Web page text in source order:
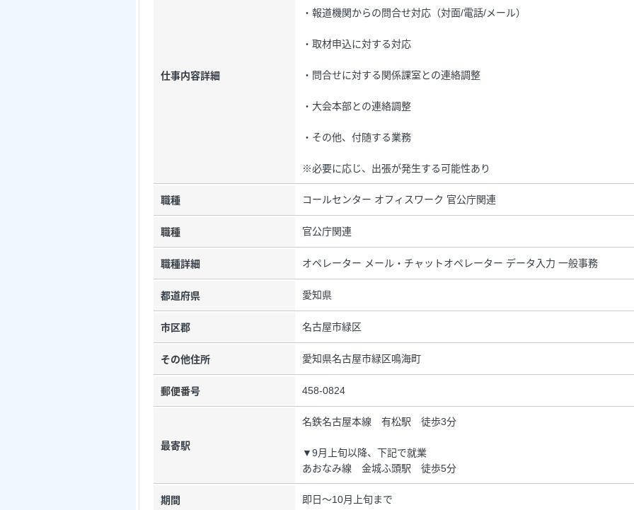
仕事内容詳細
・報道機関からの問合せ対応（対面/電話/メール）
・取材申込に対する対応
・問合せに対する関係課室との連絡調整
・大会本部との連絡調整
・その他、付随する業務
※必要に応じ、出張が発生する可能性あり
職種 コールセンター オフィスワーク 官公庁関連
職種 官公庁関連
職種詳細 オペレーター メール・チャットオペレーター データ入力 一般事務
都道府県 愛知県
市区郡 名古屋市緑区
その他住所 愛知県名古屋市緑区鳴海町
郵便番号 458-0824
最寄駅
名鉄名古屋本線 有松駅 徒歩3分
▼9月上旬以降、下記で就業
あおなみ線 金城ふ頭駅 徒歩5分
期間 即日～10月上旬まで